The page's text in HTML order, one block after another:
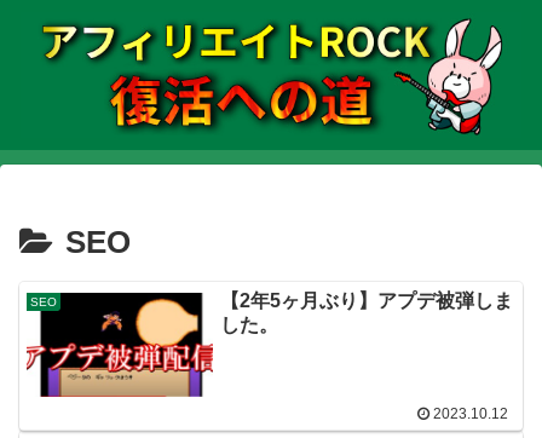
SEO
SEO
【2年5ヶ月ぶり】アプデ被弾しま
した。
2023.10.12